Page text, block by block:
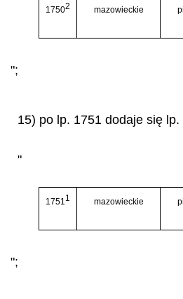
17502 mazowieckie
";
15) po lp. 1751 dodaje się lp.
"
17511 mazowieckie
";